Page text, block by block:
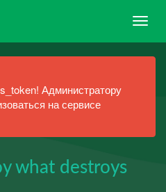
Администратору
на сервисе
what destroys